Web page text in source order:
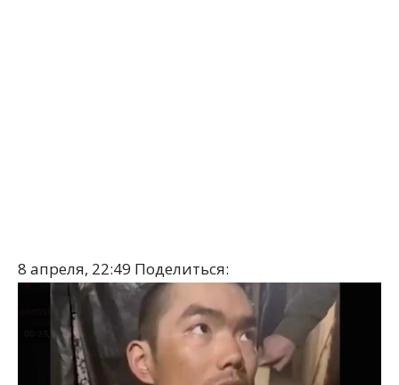
8 апреля, 22:49 Поделиться: